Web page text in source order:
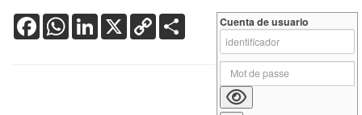
FacebookWhatsApp
LinkedIn
X Copy
Link
Cuenta de usuario